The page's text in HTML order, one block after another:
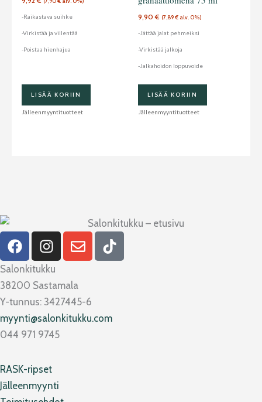
-Raikastava suihke
-Virkistää ja viilentää
-Poistaa hienhajua
LISÄÄ KORIIN
Jälleenmyyntituotteet
9,90€ (7,89€ alv. 0%)
-Jättää jalat pehmeiksi
-Virkistää jalkoja
-Jalkahoidon loppuvoide
LISÄÄ KORIIN
Jälleenmyyntituotteet
F
a
c
e
b
o
o
k
I
n
s
t
a
g
r
a
E
n
e
l
o
p
T
i
Salonkitukku
38200 Sastamala
Y-tunnus: 3427445-6
myynti@salonkitukku.com
044 971 9745
RASK-ripset
Jälleenmyynti